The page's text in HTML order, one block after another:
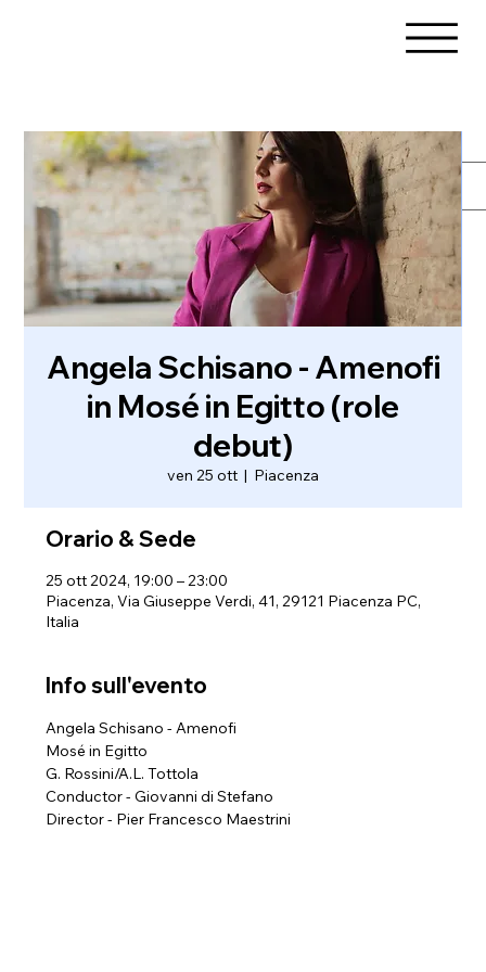
Angela Schisano - Amenofi
in Mosé in Egitto (role
debut)
ven 25 ott
  |
Piacenza
Orario & Sede
25 ott 2024, 19:00 – 23:00
Piacenza, Via Giuseppe Verdi, 41, 29121 Piacenza PC,
Italia
Info sull'evento
Angela Schisano - Amenofi
Mosé in Egitto
G. Rossini/A.L. Tottola
Conductor - Giovanni di Stefano
Director - Pier Francesco Maestrini